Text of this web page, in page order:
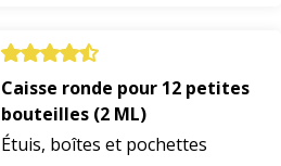
Caisse ronde pour 12 petites
bouteilles (2 ML)
Étuis, boîtes et pochettes